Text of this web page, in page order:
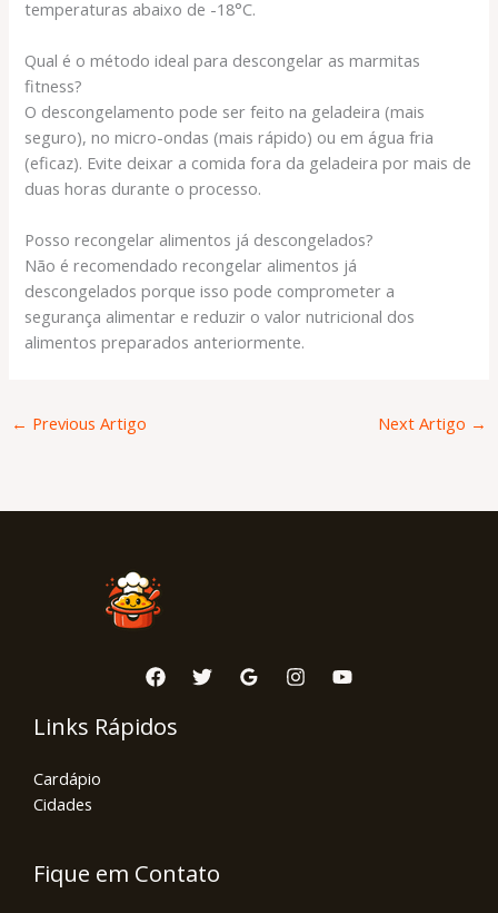
temperaturas abaixo de -18°C.
Qual é o método ideal para descongelar as marmitas
fitness?
O descongelamento pode ser feito na geladeira (mais
seguro), no micro-ondas (mais rápido) ou em água fria
(eficaz). Evite deixar a comida fora da geladeira por mais de
duas horas durante o processo.
Posso recongelar alimentos já descongelados?
Não é recomendado recongelar alimentos já
descongelados porque isso pode comprometer a
segurança alimentar e reduzir o valor nutricional dos
alimentos preparados anteriormente.
← Previous Artigo Next Artigo →
Links Rápidos
Cardápio
Cidades
Fique em Contato